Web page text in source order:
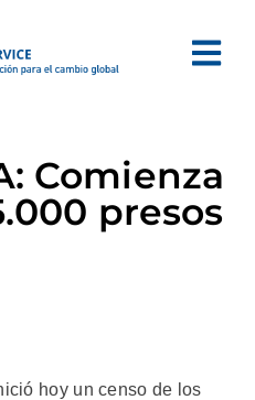
Comienza
presos
hoy un censo de los